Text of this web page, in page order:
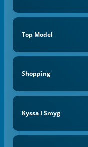
Top Model
Shopping
Kyssa I Smyg